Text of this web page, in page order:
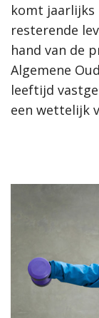
komt jaarlijks
resterende
hand van de
Algemene
leeftijd
een wettelijk